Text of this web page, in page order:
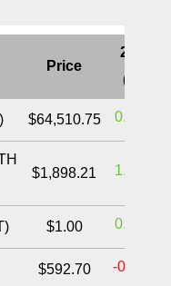
Price
24H
(%)
$64,510.75 0.66%
$1,898.21 1.76%
$1.00 0.00%
$592.70 -0.96%